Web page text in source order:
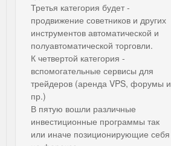
Третья категория будет -
продвижение советников и других
инструментов автоматической и
полуавтоматической торговли.
К четвертой категория -
вспомогательные сервисы для
трейдеров (аренда VPS, форумы и
пр.)
В пятую вошли различные
инвестиционные программы так
или иначе позиционирующие себя